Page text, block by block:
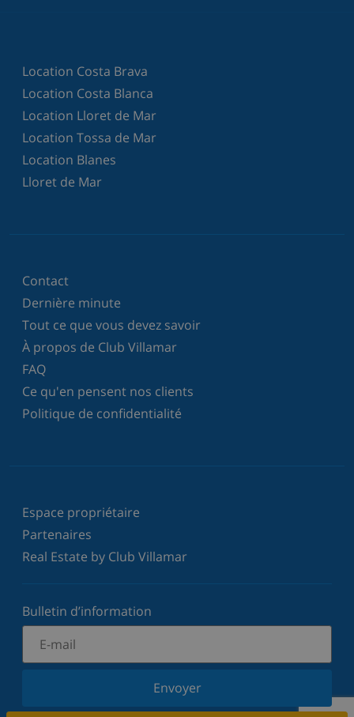
Location Costa Brava
Location Costa Blanca
Location Lloret de Mar
Location Tossa de Mar
Location Blanes
Lloret de Mar
Contact
Dernière minute
Tout ce que vous devez savoir
À propos de Club Villamar
FAQ
Ce qu'en pensent nos clients
Politique de confidentialité
Espace propriétaire
Partenaires
Real Estate by Club Villamar
Bulletin d’information
Envoyer